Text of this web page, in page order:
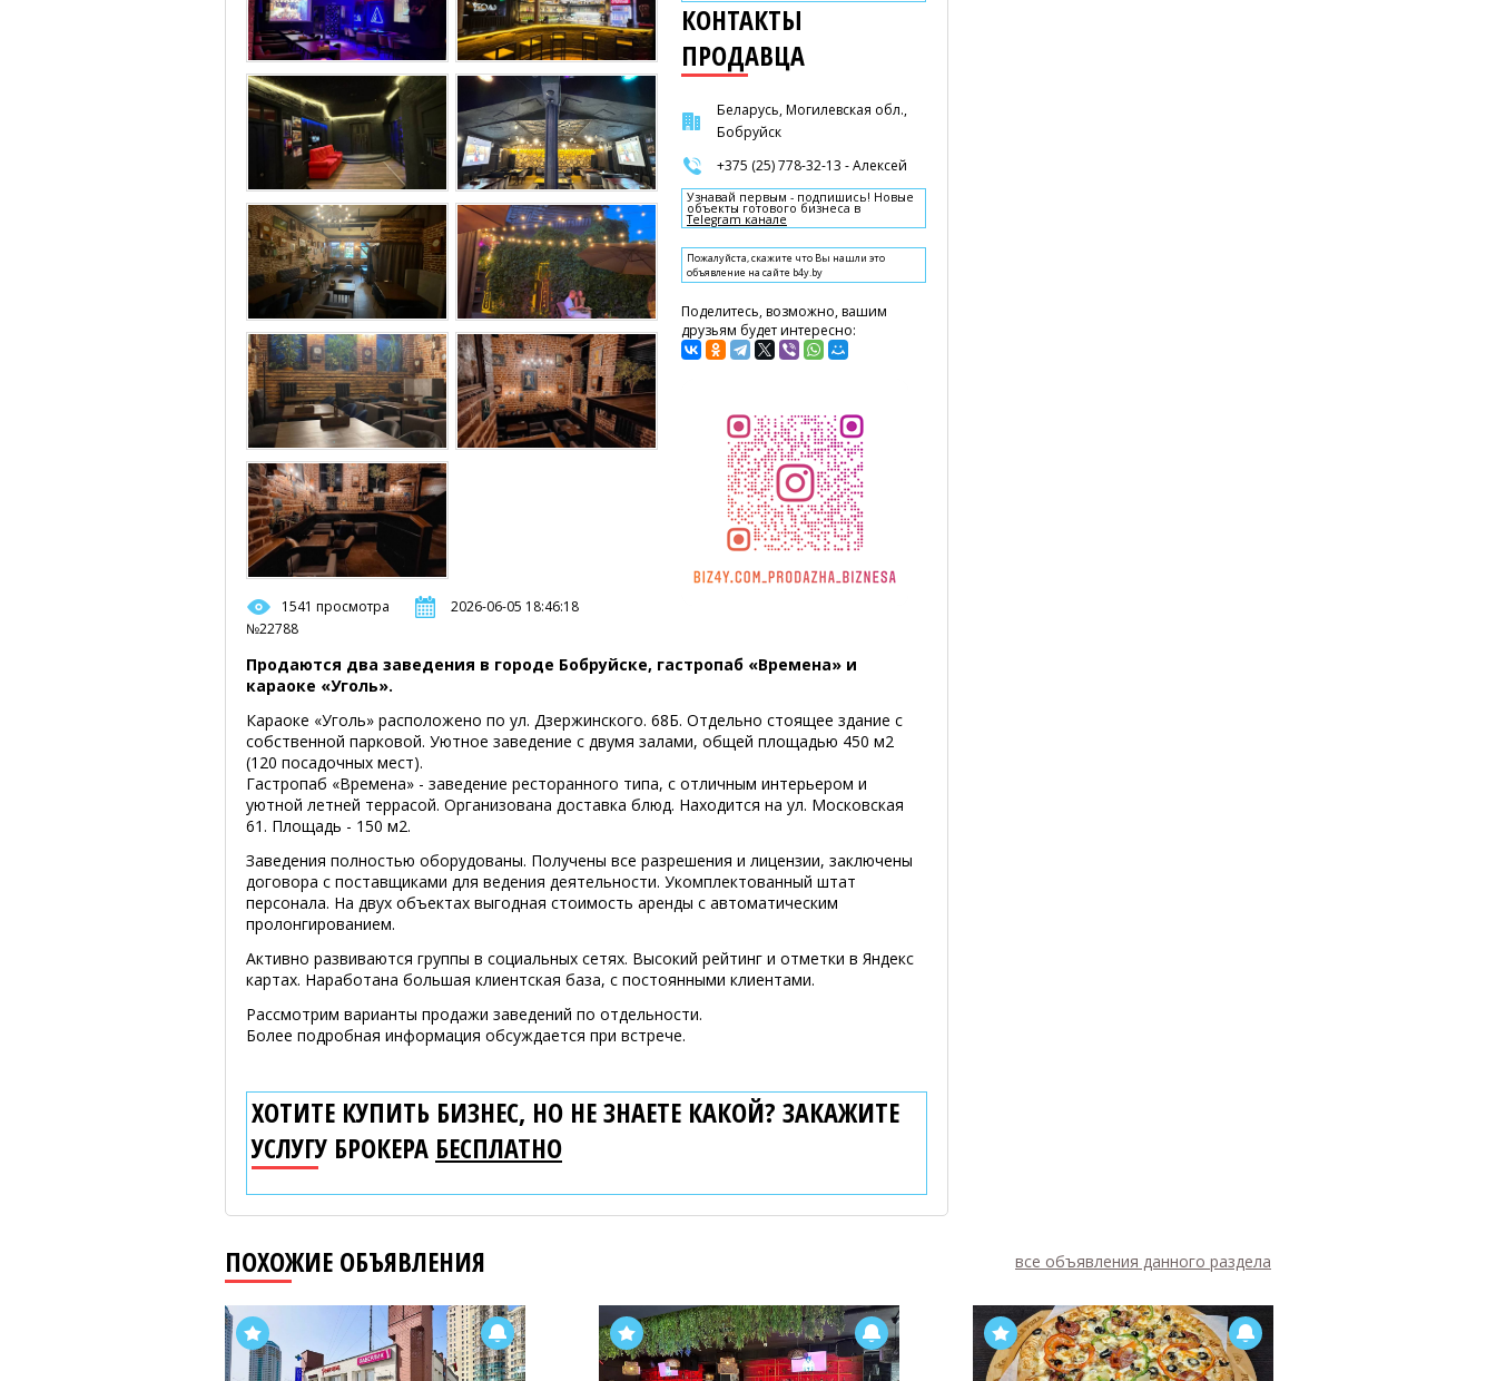
1541 просмотра
2026-06-05 18:46:18
№22788
КОНТАКТЫ
ПРОДАВЦА
Беларусь, Могилевская обл.,
Бобруйск
+375 (25) 778-32-13 - Алексей
Узнавай первым - подпишись! Новые
объекты готового бизнеса в
Telegram канале
Пожалуйста, скажите что Вы нашли это
объявление на сайте b4y.by
Поделитесь, возможно, вашим
друзьям будет интересно:
Продаются два заведения в городе Бобруйске, гастропаб «Времена» и
караоке «Уголь».
Караоке «Уголь» расположено по ул. Дзержинского. 68Б. Отдельно стоящее здание с
собственной парковой. Уютное заведение с двумя залами, общей площадью 450 м2
(120 посадочных мест).
Гастропаб «Времена» - заведение ресторанного типа, с отличным интерьером и
уютной летней террасой. Организована доставка блюд. Находится на ул. Московская
61. Площадь - 150 м2.
Заведения полностью оборудованы. Получены все разрешения и лицензии, заключены
договора с поставщиками для ведения деятельности. Укомплектованный штат
персонала. На двух объектах выгодная стоимость аренды с автоматическим
пролонгированием.
Активно развиваются группы в социальных сетях. Высокий рейтинг и отметки в Яндекс
картах. Наработана большая клиентская база, с постоянными клиентами.
Рассмотрим варианты продажи заведений по отдельности.
Более подробная информация обсуждается при встрече.
ХОТИТЕ КУПИТЬ БИЗНЕС, НО НЕ ЗНАЕТЕ КАКОЙ? ЗАКАЖИТЕ
УСЛУГУ БРОКЕРА БЕСПЛАТНО
ПОХОЖИЕ ОБЪЯВЛЕНИЯ все объявления данного раздела